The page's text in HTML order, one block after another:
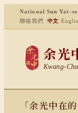
National Sun Yat-
聯絡我們
中文·
余光
Kwang-
「余光中在